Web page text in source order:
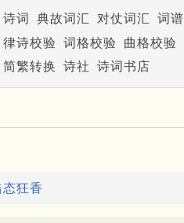
诗词 典故词汇 对仗词汇 词谱
律诗校验 词格校验 曲格校验
简繁转换 诗社 诗词书店
态狂香